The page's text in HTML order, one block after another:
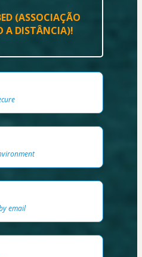
(ASSOCIAÇÃO
A DISTÂNCIA)!
email